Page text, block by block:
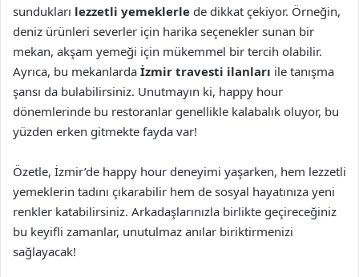
sundukları lezzetli yemeklerle de dikkat çekiyor. Örneğin,
deniz ürünleri severler için harika seçenekler sunan bir
mekan, akşam yemeği için mükemmel bir tercih olabilir.
Ayrıca, bu mekanlarda İzmir travesti ilanları ile tanışma
şansı da bulabilirsiniz. Unutmayın ki, happy hour
dönemlerinde bu restoranlar genellikle kalabalık oluyor, bu
yüzden erken gitmekte fayda var!
Özetle, İzmir’de happy hour deneyimi yaşarken, hem lezzetli
yemeklerin tadını çıkarabilir hem de sosyal hayatınıza yeni
renkler katabilirsiniz. Arkadaşlarınızla birlikte geçireceğiniz
bu keyifli zamanlar, unutulmaz anılar biriktirmenizi
sağlayacak!